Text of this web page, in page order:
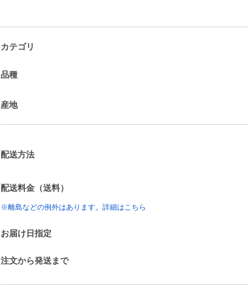
カテゴリ
品種
産地
配送方法
配送料金（送料）
※離島などの例外はあります。詳細はこちら
お届け日指定
注文から発送まで